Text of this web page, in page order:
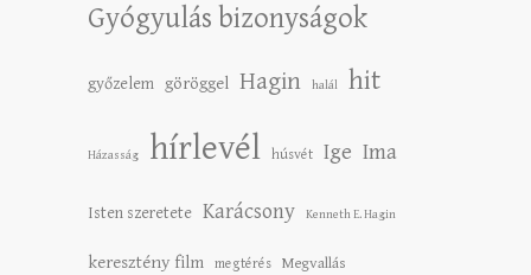
Gyógyulás bizonyságok
győzelem göröggel Hagin halál hit
Házasság hírlevél húsvét Ige Ima
Isten szeretete Karácsony Kenneth E. Hagin
keresztény film megtérés Megvallás